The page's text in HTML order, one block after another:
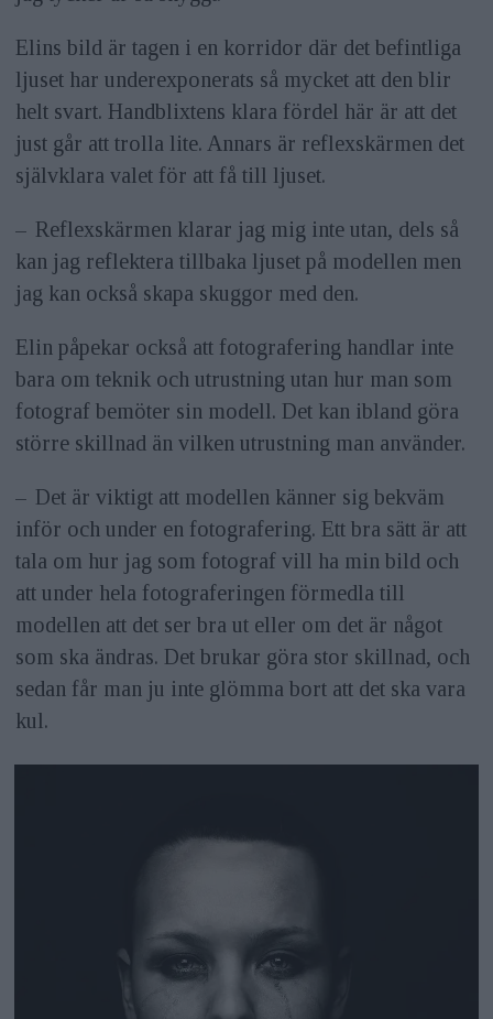
Elins bild är tagen i en korridor där det befintliga
ljuset har underexponerats så mycket att den blir
helt svart. Handblixtens klara fördel här är att det
just går att trolla lite. Annars är reflexskärmen det
självklara valet för att få till ljuset.
– Reflexskärmen klarar jag mig inte utan, dels så
kan jag reflektera tillbaka ljuset på modellen men
jag kan också skapa skuggor med den.
Elin påpekar också att fotografering handlar inte
bara om teknik och utrustning utan hur man som
fotograf bemöter sin modell. Det kan ibland göra
större skillnad än vilken utrustning man använder.
– Det är viktigt att modellen känner sig bekväm
inför och under en fotografering. Ett bra sätt är att
tala om hur jag som fotograf vill ha min bild och
att under hela fotograferingen förmedla till
modellen att det ser bra ut eller om det är något
som ska ändras. Det brukar göra stor skillnad, och
sedan får man ju inte glömma bort att det ska vara
kul.